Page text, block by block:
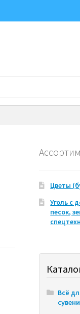
Цветы
Уголь с
песок,
Всё